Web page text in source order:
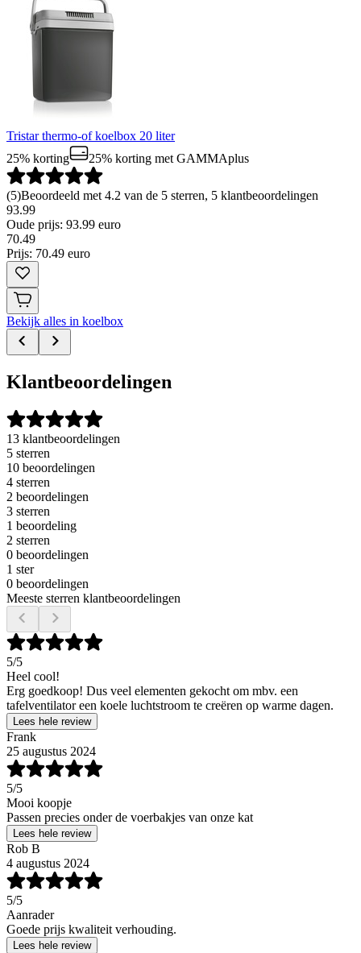
Tristar thermo-of koelbox 20 liter
25% korting
25% korting met GAMMAplus
(5)Beoordeeld met 4.2 van de 5 sterren, 5 klantbeoordelingen
93.99
Oude prijs: 93.99 euro
70.49
Prijs: 70.49 euro
Bekijk alles in koelbox
Klantbeoordelingen
13 klantbeoordelingen
5 sterren
10 beoordelingen
4 sterren
2 beoordelingen
3 sterren
1 beoordeling
2 sterren
0 beoordelingen
1 ster
0 beoordelingen
Meeste sterren klantbeoordelingen
5/5
Heel cool!
Erg goedkoop! Dus veel elementen gekocht om mbv. een
tafelventilator een koele luchtstroom te creëren op warme dagen.
Lees hele review
Frank
25 augustus 2024
5/5
Mooi koopje
Passen precies onder de voerbakjes van onze kat
Lees hele review
Rob B
4 augustus 2024
5/5
Aanrader
Goede prijs kwaliteit verhouding.
Lees hele review